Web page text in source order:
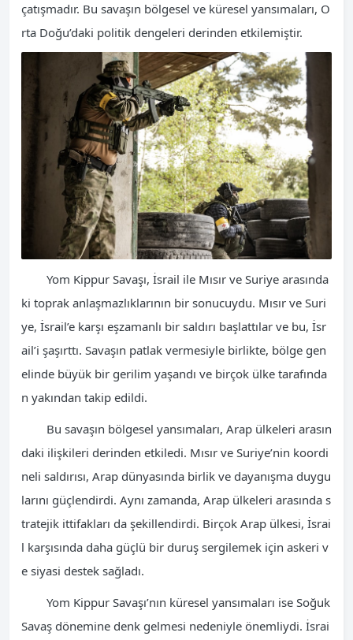
çatışmadır. Bu savaşın bölgesel ve küresel yansımaları, O
rta Doğu’daki politik dengeleri derinden etkilemiştir.
Yom Kippur Savaşı, İsrail ile Mısır ve Suriye arasında
ki toprak anlaşmazlıklarının bir sonucuydu. Mısır ve Suri
ye, İsrail’e karşı eşzamanlı bir saldırı başlattılar ve bu, İsr
ail’i şaşırttı. Savaşın patlak vermesiyle birlikte, bölge gen
elinde büyük bir gerilim yaşandı ve birçok ülke tarafında
n yakından takip edildi.
Bu savaşın bölgesel yansımaları, Arap ülkeleri arasın
daki ilişkileri derinden etkiledi. Mısır ve Suriye’nin koordi
neli saldırısı, Arap dünyasında birlik ve dayanışma duygu
larını güçlendirdi. Aynı zamanda, Arap ülkeleri arasında s
tratejik ittifakları da şekillendirdi. Birçok Arap ülkesi, İsrai
l karşısında daha güçlü bir duruş sergilemek için askeri v
e siyasi destek sağladı.
Yom Kippur Savaşı’nın küresel yansımaları ise Soğuk
Savaş dönemine denk gelmesi nedeniyle önemliydi. İsrai